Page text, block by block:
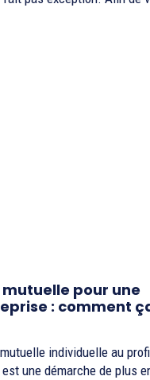
pour une
: comment
individuelle au
une démarche de plus